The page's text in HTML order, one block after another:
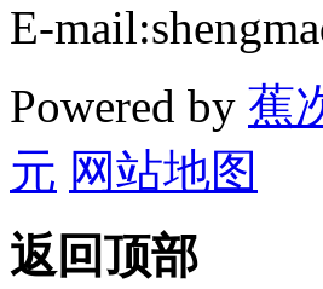
E-
Powered by 蕉
元 网站地图
返回顶部